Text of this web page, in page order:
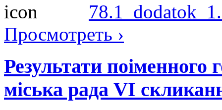
Просмотреть ›
Результати
міська рада VI